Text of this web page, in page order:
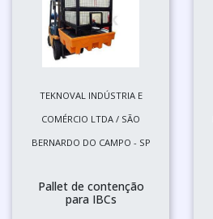
TEKNOVAL INDÚSTRIA E
COMÉRCIO LTDA / SÃO
BERNARDO DO CAMPO - SP
Pallet de contenção
para IBCs